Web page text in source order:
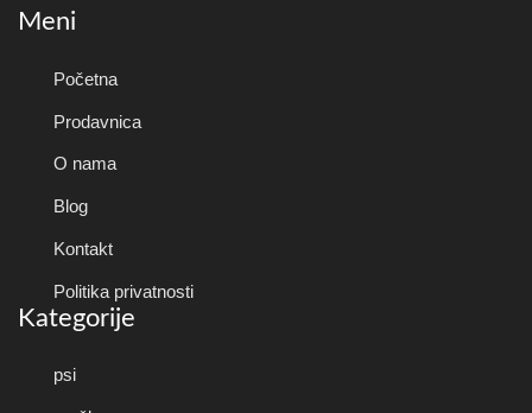
Meni
Početna
Prodavnica
O nama
Blog
Kontakt
Politika privatnosti
Kategorije
psi